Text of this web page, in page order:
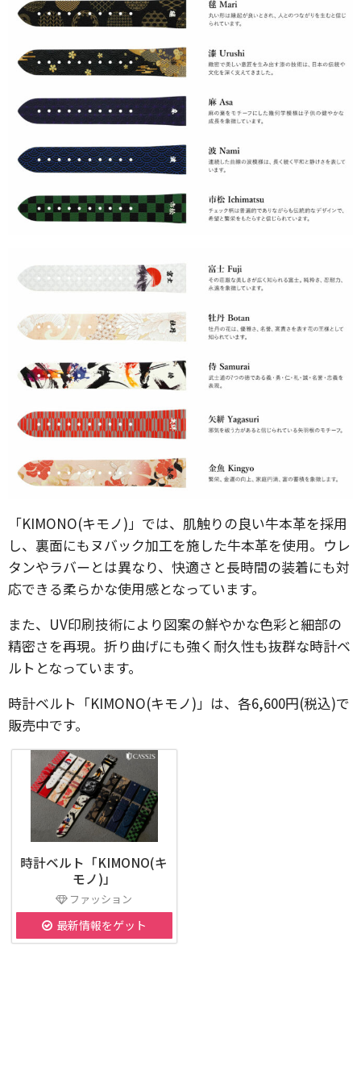
「KIMONO(キモノ)」では、肌触りの良い牛本革を採用
し、裏面にもヌバック加工を施した牛本革を使用。ウレ
タンやラバーとは異なり、快適さと長時間の装着にも対
応できる柔らかな使用感となっています。
また、UV印刷技術により図案の鮮やかな色彩と細部の
精密さを再現。折り曲げにも強く耐久性も抜群な時計ベ
ルトとなっています。
時計ベルト「KIMONO(キモノ)」は、各6,600円(税込)で
販売中です。
時計ベルト「KIMONO(キ
モノ)」
ファッション
最新情報をゲット